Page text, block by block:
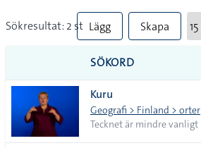
Sökresultat: 2 st Lägg
till
alla i
lista
Skapa
SÖKORD
Kuru
Geografi > Finland > orter
Tecknet är mindre vanligt